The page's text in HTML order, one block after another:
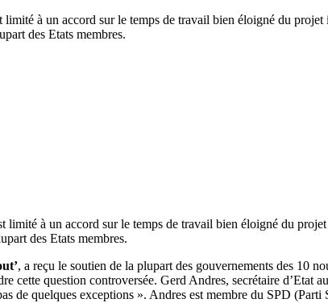
à un accord sur le temps de travail bien éloigné du
des Etats membres.
limité à un accord sur le temps de travail bien éloigné du
des Etats membres.
, a reçu le soutien de la plupart des gouvernements des 10
cette question controversée. Gerd Andres, secrétaire d’Etat
de quelques exceptions ». Andres est membre du SPD (Parti